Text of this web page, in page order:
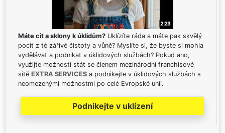
Máte cit a sklony k úklidům? Uklízíte ráda a máte pak skvělý
pocit z té zářivé čistoty a vůně? Myslíte si, že byste si mohla
vydělávat a podnikat v úklidových službách? Pokud ano,
využijte možnosti stát se členem mezinárodní franchisové
sítě EXTRA SERVICES a podnikejte v úklidových službách s
neomezenými možnostmi po celé Evropské unii.
Podnikejte v uklízení